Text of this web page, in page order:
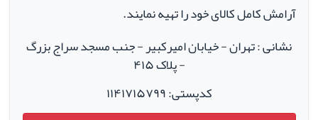
آرامش کامل کالای خود را تهیه نمایند.
نشانی : تهران - خیابان امیرکبیر - جنب مسجد سراج بزرگ
- پلاک ۴۱۵
کدپستی: ۱۱۴۱۷۱۵۷۹۹